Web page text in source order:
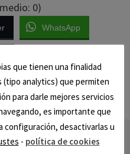
0)
WhatsApp
que tienen una finalidad
analytics) que permiten
para darle mejores servicios
es importante que
configuración, desactivarlas u
- política de cookies